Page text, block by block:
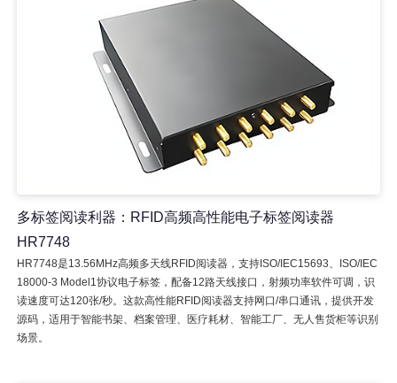
多标签阅读利器：RFID高频高性能电子标签阅读器
HR7748
HR7748是13.56MHz高频多天线RFID阅读器，支持ISO/IEC15693、ISO/IEC
18000-3 Model1协议电子标签，配备12路天线接口，射频功率软件可调，识
读速度可达120张/秒。这款高性能RFID阅读器支持网口/串口通讯，提供开发
源码，适用于智能书架、档案管理、医疗耗材、智能工厂、无人售货柜等识别
场景。